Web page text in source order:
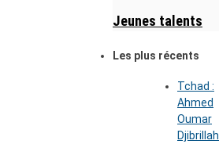
Jeunes talents
Les plus récents
Tchad :
Ahmed
Oumar
Djibrillah